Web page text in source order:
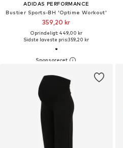
ADIDAS PERFORMANCE
Bustier Sports-BH 'Optime Workout'
359,20 kr
Oprindeligt: 449,00 kr
Sidste laveste pris:359,20 kr